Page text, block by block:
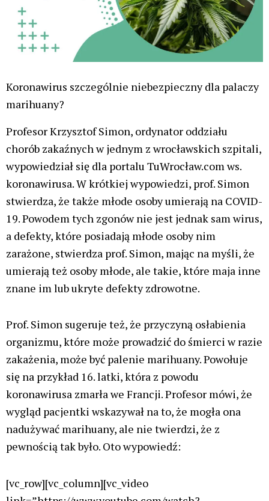
Koronawirus szczególnie niebezpieczny dla palaczy
marihuany?
Profesor Krzysztof Simon, ordynator oddziału
chorób zakaźnych w jednym z wrocławskich szpitali,
wypowiedział się dla portalu TuWrocław.com ws.
koronawirusa. W krótkiej wypowiedzi, prof. Simon
stwierdza, że także młode osoby umierają na COVID-
19. Powodem tych zgonów nie jest jednak sam wirus,
a defekty, które posiadają młode osoby nim
zarażone, stwierdza prof. Simon, mając na myśli, że
umierają też osoby młode, ale takie, które maja inne
znane im lub ukryte defekty zdrowotne.
Prof. Simon sugeruje też, że przyczyną osłabienia
organizmu, które może prowadzić do śmierci w razie
zakażenia, może być palenie marihuany. Powołuje
się na przykład 16. latki, która z powodu
koronawirusa zmarła we Francji. Profesor mówi, że
wygląd pacjentki wskazywał na to, że mogła ona
nadużywać marihuany, ale nie twierdzi, że z
pewnością tak było. Oto wypowiedź:
[vc_row][vc_column][vc_video